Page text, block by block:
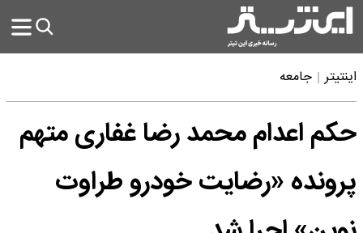
اینتیتر جامعه
حکم اعدام محمد رضا غفاری متهم
پرونده «رضایت خودرو طراوت